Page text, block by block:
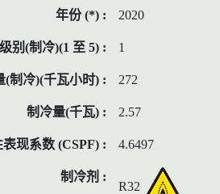
2020
1
272
2.57
4.6497
R32